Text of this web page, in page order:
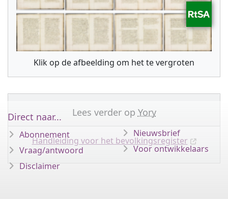
Klik op de afbeelding om het te vergroten
Lees verder op Yory
Handleiding voor het bevolkingsregister
Direct naar...
Abonnement
Vraag/antwoord
Disclaimer
Nieuwsbrief
Voor ontwikkelaars